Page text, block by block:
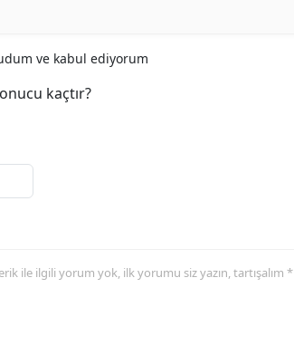
ve kabul ediyorum
kaçtır?
ile ilgili yorum yok, ilk yorumu siz yazın, tartışalım *